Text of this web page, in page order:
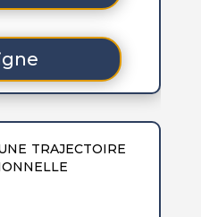
trajectoire